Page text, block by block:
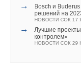
→
Bоsch и
решений на
НОВОСТИ СОК 17
→
Лучшие
контролем»
НОВОСТИ СОК 29